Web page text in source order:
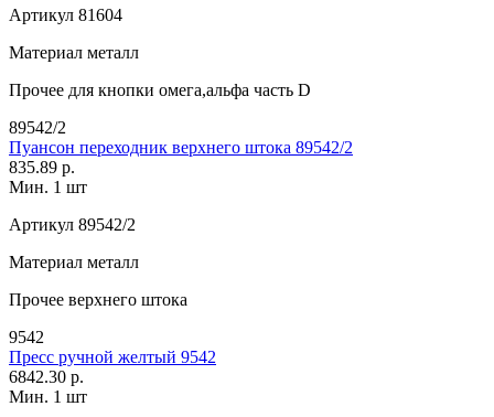
Артикул 81604
Материал металл
Прочее для кнопки омега,альфа часть D
89542/2
Пуансон переходник верхнего штока 89542/2
835.89 р.
Мин. 1 шт
Артикул 89542/2
Материал металл
Прочее верхнего штока
9542
Пресс ручной желтый 9542
6842.30 р.
Мин. 1 шт